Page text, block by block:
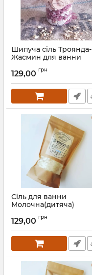
Шипуча сіль Троянда-
Жасмин для ванни
129,00 грн
Сіль для ванни
Молочна(дитяча)
129,00 грн